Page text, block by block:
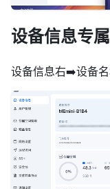
设备信息专
设备信息右➡️设备名